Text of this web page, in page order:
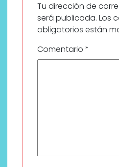
Tu dirección de
será publicada. Los
obligatorios están
Comentario *